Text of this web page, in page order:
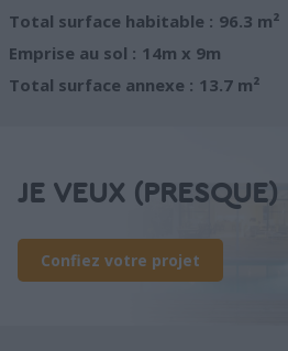
Total surface habitable : 96.3 m²
Emprise au sol : 14m x 9m
Total surface annexe : 13.7 m²
JE VEUX
Confiez votre projet